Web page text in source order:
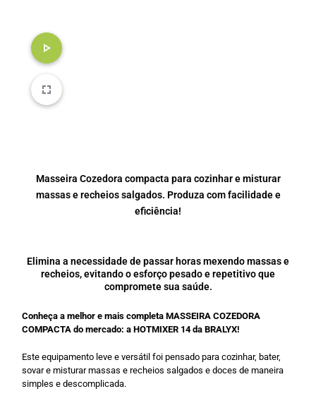
Masseira Cozedora compacta para cozinhar e misturar
massas e recheios salgados. Produza com facilidade e
eficiência!
Elimina a necessidade de passar horas mexendo massas e
recheios, evitando o esforço pesado e repetitivo que
compromete sua saúde.
Conheça a melhor e mais completa MASSEIRA COZEDORA
COMPACTA do mercado: a HOTMIXER 14 da BRALYX!
Este equipamento leve e versátil foi pensado para cozinhar, bater,
sovar e misturar massas e recheios salgados e doces de maneira
simples e descomplicada.